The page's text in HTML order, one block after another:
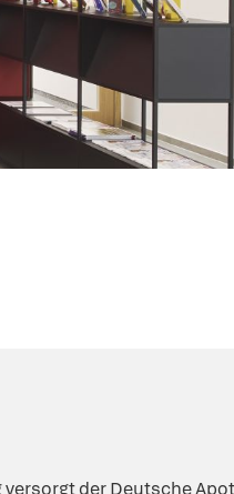
der Deutsche